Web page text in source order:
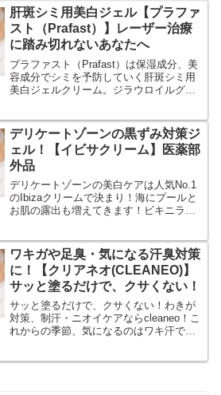
る方は多いと思います。でも何からした
らいいのか・・・。エステのメニューで
も取り入れられている炭酸ガスパック
肝斑シミ用美白ジェル【プラファ
スト（Prafast）】レーザー治療
に踏み切れないあなたへ
プラファスト（Prafast）は保湿成分、美
容成分でシミを予防していく肝斑シミ用
美白ジェルクリーム。ジラウロイルグル
ルリチン酸でシミの元となるダメージを
ケアし炎症を抑制。トラネキサム酸の美
白成分でメラニン生成信号をブロック。
デリケートゾーンの黒ずみ対策ジ
ェル！【イビサクリーム】医薬部
外品
デリケートゾーンの美白ケアは人気No.1
のIbizaクリームで決まり！海にプールと
お肌の露出も増えてきます！ビキニライ
ーをスベスベに導きます！デリケートゾ
ーン美白人気No.1商品★イビサクリーム
（医薬部外品）
ワキガや足臭・気になる汗臭対策
に！【クリアネオ(CLEANEO)】
サッと塗るだけで、クサくない！
サッと塗るだけで、クサくない！わきが
対策、制汗・ニオイケアならcleaneo！こ
れからの季節、気になるのはワキ汗で臭